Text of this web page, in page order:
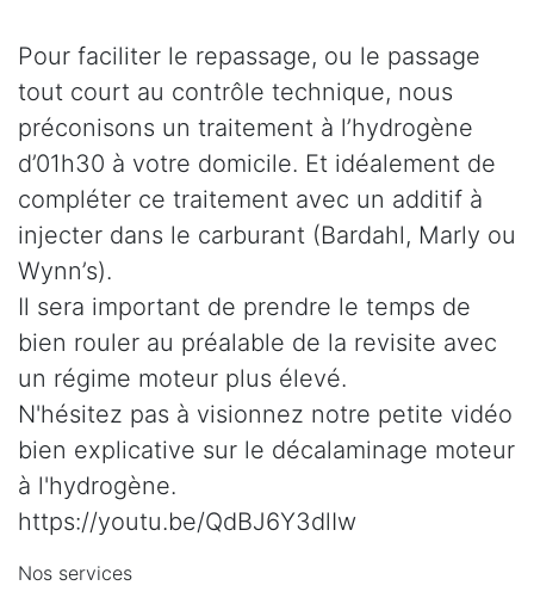
Pour faciliter le repassage, ou le passage
tout court au contrôle technique, nous
préconisons un traitement à l’hydrogène
d’01h30 à votre domicile. Et idéalement de
compléter ce traitement avec un additif à
injecter dans le carburant (Bardahl, Marly ou
Wynn’s).
Il sera important de prendre le temps de
bien rouler au préalable de la revisite avec
un régime moteur plus élevé.
N'hésitez pas à visionnez notre petite vidéo
bien explicative sur le décalaminage moteur
à l'hydrogène.
https://youtu.be/QdBJ6Y3dlIw
Nos services